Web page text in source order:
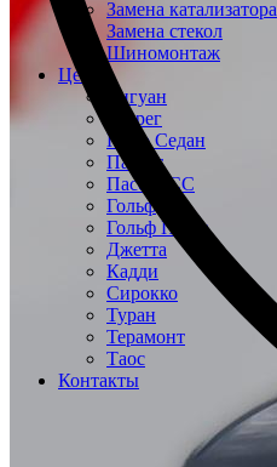
Замена катализатора
Замена стекол
Шиномонтаж
Цены
Тигуан
Туарег
Поло Седан
Пассат
Пассат СС
Гольф
Гольф Плюс
Джетта
Кадди
Сирокко
Туран
Терамонт
Таос
Контакты